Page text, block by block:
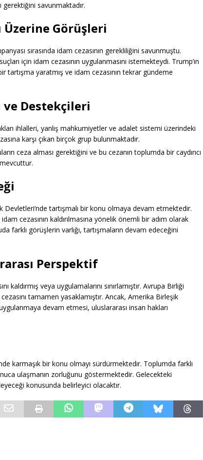
gerektiğini savunmaktadır.
Üzerine Görüşleri
sırasında idam cezasının gerekliliğini savunmuştu.
için idam cezasının uygulanmasını istemekteydi. Trump’ın
yaratmış ve idam cezasının tekrar gündeme
ve Destekçileri
ihlalleri, yanlış mahkumiyetler ve adalet sistemi üzerindeki
karşı çıkan birçok grup bulunmaktadır.
ceza alması gerektiğini ve bu cezanın toplumda bir caydırıcı
Devletleri’nde tartışmalı bir konu olmaya devam etmektedir.
cezasının kaldırılmasına yönelik önemli bir adım olarak
farklı görüşlerin varlığı, tartışmaların devam edeceğini
Perspektif
kaldırmış veya uygulamalarını sınırlamıştır. Avrupa Birliği
tamamen yasaklamıştır. Ancak, Amerika Birleşik
devam etmesi, uluslararası insan hakları
karmaşık bir konu olmayı sürdürmektedir. Toplumda farklı
ulaşmanın zorluğunu göstermektedir. Gelecekteki
konusunda belirleyici olacaktır.